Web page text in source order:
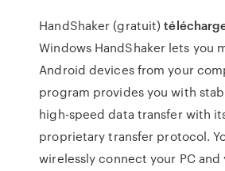
HandShaker (gratuit)
Windows HandShaker lets you
Android devices from your
program provides you with
high-speed data transfer with
proprietary transfer protocol.
wirelessly connect your PC